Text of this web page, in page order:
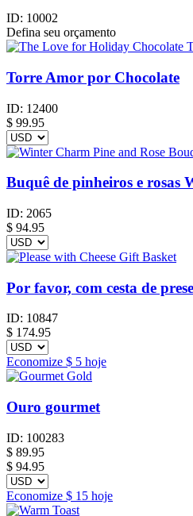
ID: 10002
Defina seu orçamento
Torre Amor por Chocolate
ID: 12400
$ 99.95
Buquê de pinheiros e rosas
ID: 2065
$ 94.95
Por favor, com cesta de
ID: 10847
$ 174.95
Economize $ 5 hoje
Ouro gourmet
ID: 100283
$ 89.95
$ 94.95
Economize $ 15 hoje